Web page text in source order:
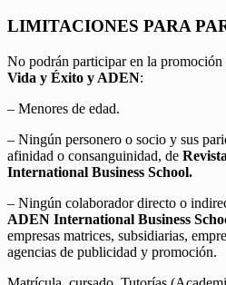
LIMITACIONES PARA
No podrán participar en la promoción
Vida y Éxito y ADEN:
– Menores de edad.
– Ningún personero o socio y sus
afinidad o consanguinidad, de
International Business School.
– Ningún colaborador directo o
ADEN International Business
empresas matrices, subsidiarias,
agencias de publicidad y promoción.